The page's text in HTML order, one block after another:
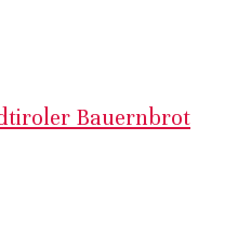
Bauernbrot